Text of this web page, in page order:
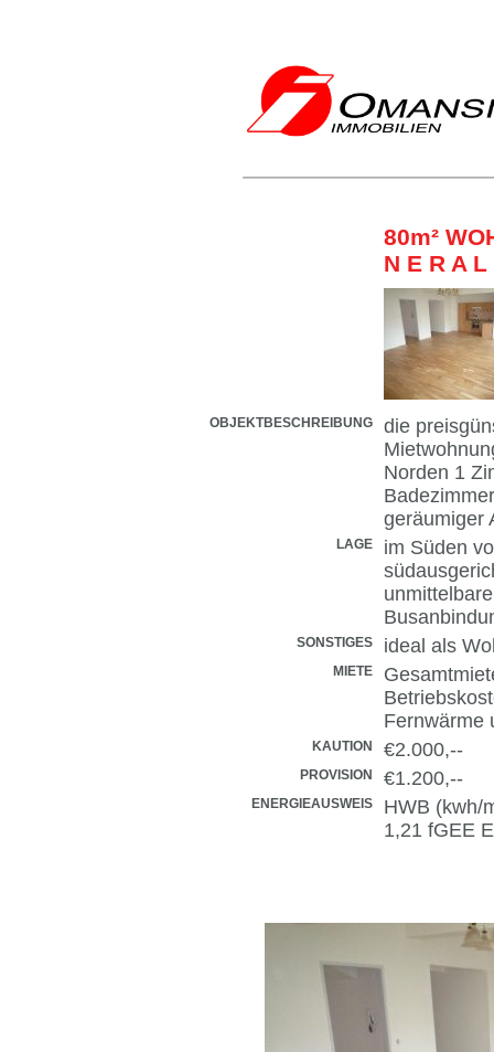
80m²
N E R A
OBJEKTBESCHREIBUNG
die
Norden 1
geräumiger
LAGE
im Süden
SONSTIGES ideal als
MIETE
Fernwärme
KAUTION €2.000,--
PROVISION €1.200,--
ENERGIEAUSWEIS
HWB (kwh/
1,21 fGEE